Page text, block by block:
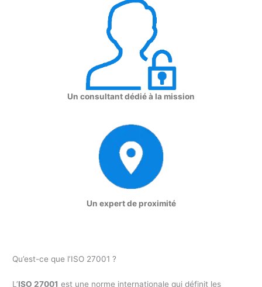
Un consultant dédié à la mission
Un expert de proximité
Qu’est-ce que l’ISO 27001 ?
L’ISO 27001 est une norme internationale qui définit les